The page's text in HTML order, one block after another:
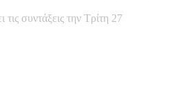
τις συντάξεις την Τρίτη 27